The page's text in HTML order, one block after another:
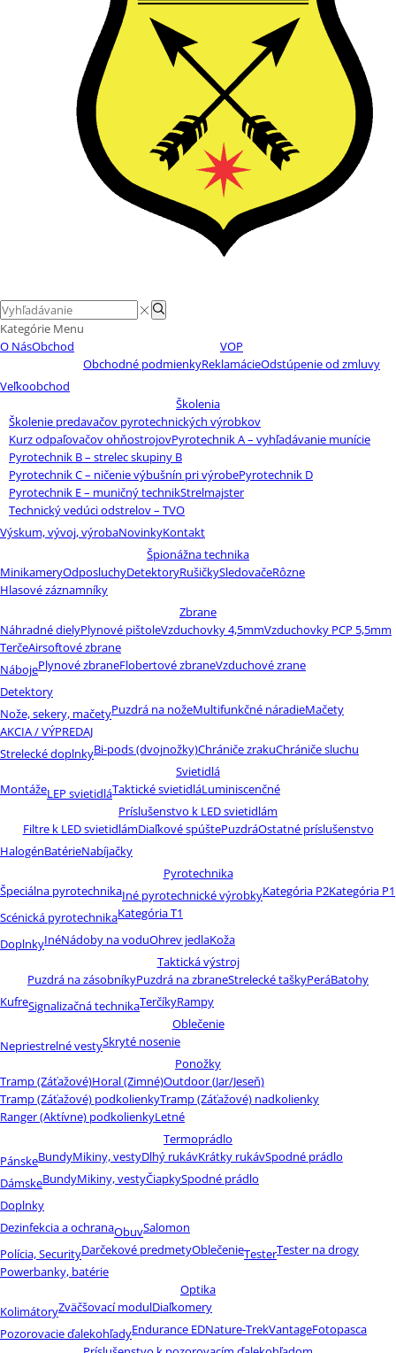
Search
input
Search
Kategórie Menu
O NásObchod
VOP
Obchodné podmienkyReklamácieOdstúpenie od zmluvy
Veľkoobchod
Školenia
Školenie predavačov pyrotechnických výrobkov
Kurz odpaľovačov ohňostrojovPyrotechnik A – vyhľadávanie munície
Pyrotechnik B – strelec skupiny B
Pyrotechnik C – ničenie výbušnín pri výrobePyrotechnik D
Pyrotechnik E – muničný technikStrelmajster
Technický vedúci odstrelov – TVO
Výskum, vývoj, výrobaNovinkyKontakt
Špionážna technika
MinikameryOdposluchyDetektoryRušičkySledovačeRôzne
Hlasové záznamníky
Zbrane
Náhradné dielyPlynové pištoleVzduchovky 4,5mmVzduchovky PCP 5,5mm
TerčeAirsoftové zbrane
NábojePlynové zbraneFlobertové zbraneVzduchové zrane
Detektory
Nože, sekery, mačetyPuzdrá na nožeMultifunkčné náradieMačety
AKCIA / VÝPREDAJ
Strelecké doplnkyBi-pods (dvojnožky)Chrániče zrakuChrániče sluchu
Svietidlá
MontážeLEP svietidláTaktické svietidláLuminiscenčné
Príslušenstvo k LED svietidlám
Filtre k LED svietidlámDiaľkové spúštePuzdráOstatné príslušenstvo
HalogénBatérieNabíjačky
Pyrotechnika
Špeciálna pyrotechnikaIné pyrotechnické výrobkyKategória P2Kategória P1
Scénická pyrotechnikaKategória T1
DoplnkyInéNádoby na voduOhrev jedlaKoža
Taktická výstroj
Puzdrá na zásobníkyPuzdrá na zbraneStrelecké taškyPeráBatohy
KufreSignalizačná technikaTerčíkyRampy
Oblečenie
Nepriestrelné vestySkryté nosenie
Ponožky
Tramp (Záťažové)Horal (Zimné)Outdoor (Jar/Jeseň)
Tramp (Záťažové) podkolienkyTramp (Záťažové) nadkolienky
Ranger (Aktívne) podkolienkyLetné
Termoprádlo
PánskeBundyMikiny, vestyDlhý rukávKrátky rukávSpodné prádlo
DámskeBundyMikiny, vestyČiapkySpodné prádlo
Doplnky
Dezinfekcia a ochranaObuvSalomon
Polícia, SecurityDarčekové predmetyOblečenieTesterTester na drogy
Powerbanky, batérie
Optika
KolimátoryZväčšovací modulDiaľkomery
Pozorovacie ďalekohľadyEndurance EDNature-TrekVantageFotopasca